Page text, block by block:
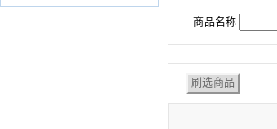
商品名称